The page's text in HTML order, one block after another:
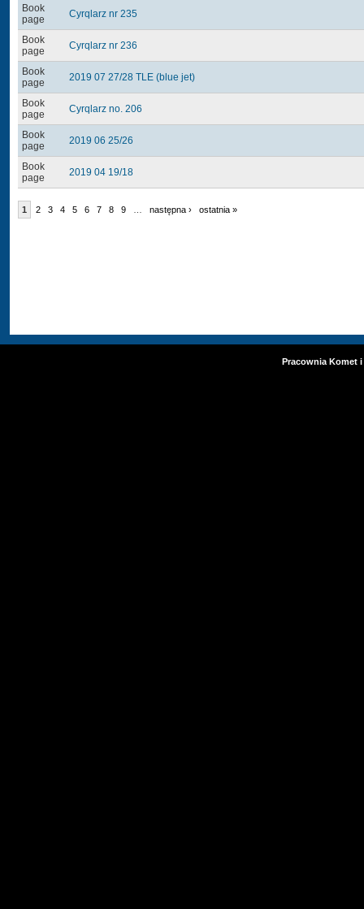
Book
page
Cyrqlarz nr 235
Book
page
Cyrqlarz nr 236
Book
page
2019 07 27/28 TLE (blue jet)
Book
page
Cyrqlarz no. 206
Book
page
2019 06 25/26
Book
page
2019 04 19/18
1 2 3 4 5 6 7 8 9 następna › ostatnia »
Pracownia Komet